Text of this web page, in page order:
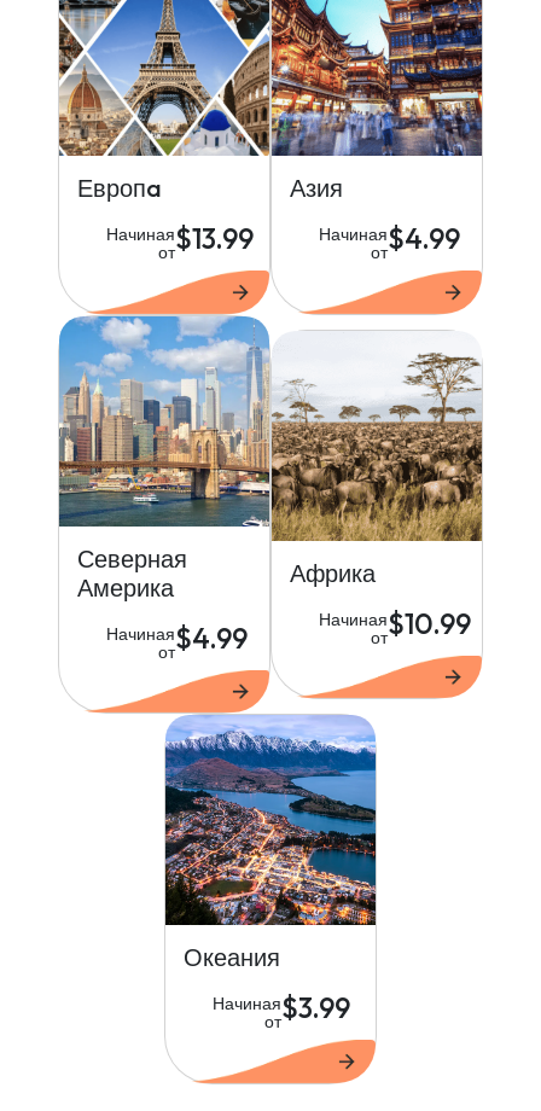
Европa
Начиная
от$13.99
Азия
Начиная
от$4.99
Северная
Америка
Начиная
от$4.99
Африка
Начиная
от$10.99
Океания
Начиная
от$3.99